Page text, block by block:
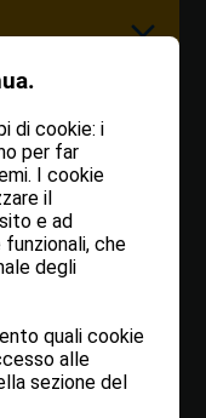
immobili in
PER
APE E
di cookie: i
per far
I cookie
il
e ad
che
degli
quali cookie
alle
sezione del